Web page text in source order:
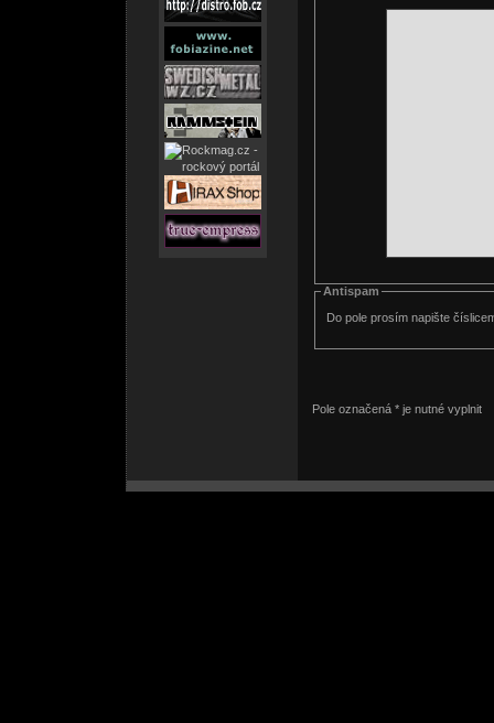
Antispam
Do pole prosím napište
Pole označená * je nutné vyplnit